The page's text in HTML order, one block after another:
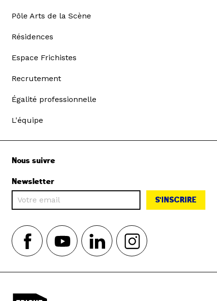
Pôle Arts de la Scène
Résidences
Espace Frichistes
Recrutement
Égalité professionnelle
L'équipe
Nous suivre
Newsletter
S'INSCRIRE